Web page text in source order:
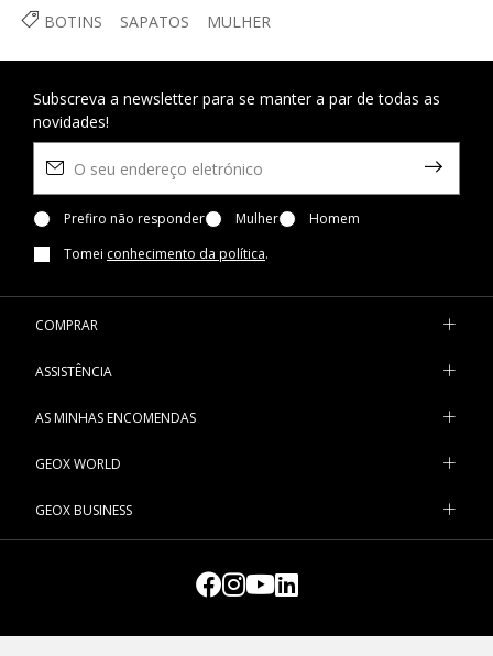
BOTINS SAPATOS MULHER
Subscreva a newsletter para se manter a par de todas as
novidades!
Prefiro não responder Mulher
Homem
Tomei conhecimento da política.
COMPRAR
ASSISTÊNCIA
AS MINHAS ENCOMENDAS
GEOX WORLD
GEOX BUSINESS